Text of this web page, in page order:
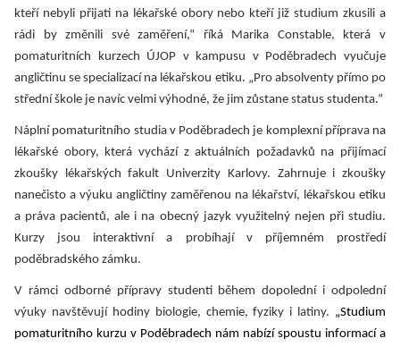
kteří nebyli přijati na lékařské obory nebo kteří již studium zkusili a
rádi by změnili své zaměření,“ říká Marika Constable, která v
pomaturitních kurzech ÚJOP v kampusu v Poděbradech vyučuje
angličtinu se specializací na lékařskou etiku. „Pro absolventy přímo po
střední škole je navíc velmi výhodné, že jim zůstane status studenta.“
Náplní pomaturitního studia v Poděbradech je komplexní příprava na
lékařské obory, která vychází z aktuálních požadavků na přijímací
zkoušky lékařských fakult Univerzity Karlovy. Zahrnuje i zkoušky
nanečisto a výuku angličtiny zaměřenou na lékařství, lékařskou etiku
a práva pacientů, ale i na obecný jazyk využitelný nejen při studiu.
Kurzy jsou interaktivní a probíhají v příjemném prostředí
poděbradského zámku.
V rámci odborné přípravy studenti během dopolední i odpolední
výuky navštěvují hodiny biologie, chemie, fyziky i latiny. „Studium
pomaturitního kurzu v Poděbradech nám nabízí spoustu informací a